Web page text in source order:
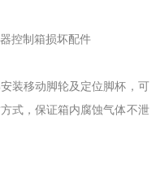
控制箱损坏配件
装移动脚轮及定位脚杯，可
式，保证箱内腐蚀气体不泄